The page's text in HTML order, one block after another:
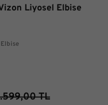
Liyosel Elbise
Elbise
TL